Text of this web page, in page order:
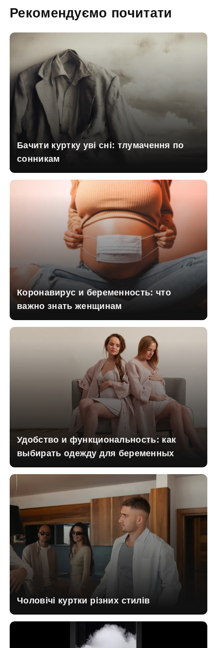
Рекомендуємо почитати
Бачити куртку уві сні: тлумачення по
сонникам
Коронавирус и беременность: что
важно знать женщинам
Удобство и функциональность: как
выбирать одежду для беременных
Чоловічі куртки різних стилів